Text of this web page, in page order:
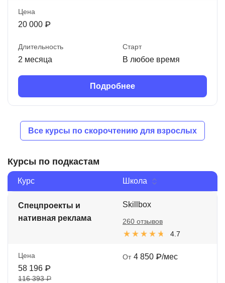
Цена
20 000 ₽
Длительность
2 месяца
Старт
В любое время
Подробнее
Все курсы по скорочтению для взрослых
Курсы по подкастам
Курс Школа
Спецпроекты и
нативная реклама
Skillbox
4.7
260 отзывов
Цена
58 196 ₽
116 393 ₽
От 4 850 ₽/мес